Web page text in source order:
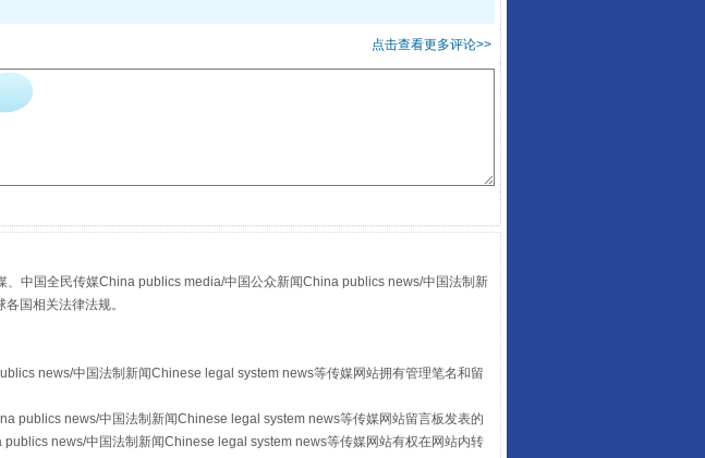
点击查看更多评论>>
中国全民传媒China publics media/中国公众新闻China publics news/中国法制新
国相关法律法规。
news/中国法制新闻Chinese legal system news等传媒网站拥有管理笔名和留
publics news/中国法制新闻Chinese legal system news等传媒网站留言板发表的
news/中国法制新闻Chinese legal system news等传媒网站有权在网站内转